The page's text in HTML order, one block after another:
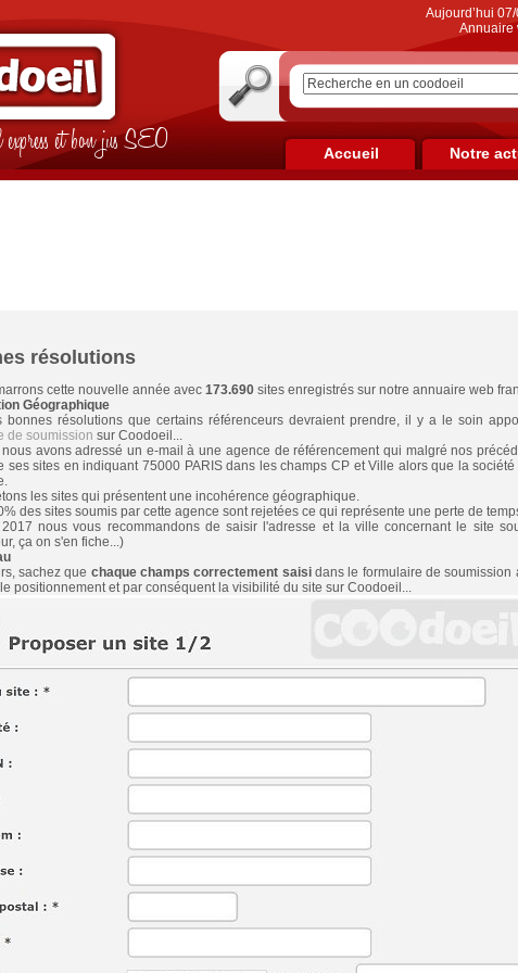
express et bon jus SEO
Aujourd’hui
Annuaire
Accueil Notre
résolutions
cette nouvelle année avec 173.690sites enregistrés sur notre annuaire web
Géographique
bonnes résolutions que certains référenceurs devraient prendre, il y a le soin
de soumission sur Coodoeil...
avons adressé un e-mail à une agence de référencement qui malgré nos
ses sites en indiquant 75000 PARIS dans les champs CP et Ville alors que la
les sites qui présentent une incohérence géographique.
des sites soumis par cette agence sont rejetées ce qui représente une perte de
2017 nous vous recommandons de saisir l'adresse et la ville concernant le site
ça on s'en fiche...)
sachez que chaque champs correctement saisidans le formulaire de soumission
positionnement et par conséquent la visibilité du site sur Coodoeil...